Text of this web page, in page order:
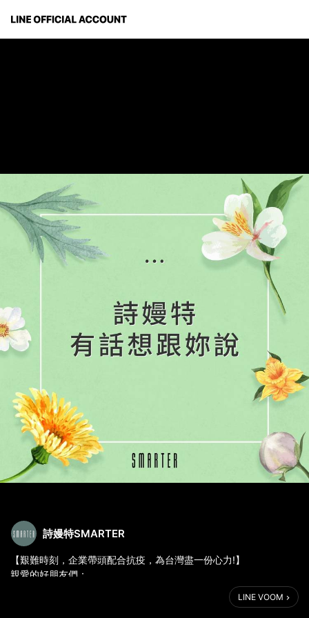
詩嫚特SMARTER
【艱難時刻，企業帶頭配合抗疫，為台灣盡一份心力!】
親愛的好朋友們：
這週，相信妳們和我一樣時刻關心台灣疫情情況，⁣透過疾管署發布
LINE VOOM